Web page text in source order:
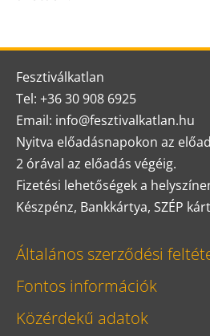
Fesztiválkatlan
Tel: +36 30 908 6925
Email: info@fesztivalkatlan.hu
Nyitva előadásnapokon az
2 órával az előadás végéig.
Fizetési lehetőségek a
Készpénz, Bankkártya, SZÉP
Általános szerződési
Fontos információk
Közérdekű adatok